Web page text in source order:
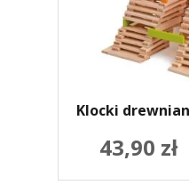
Klocki
43,90 zł